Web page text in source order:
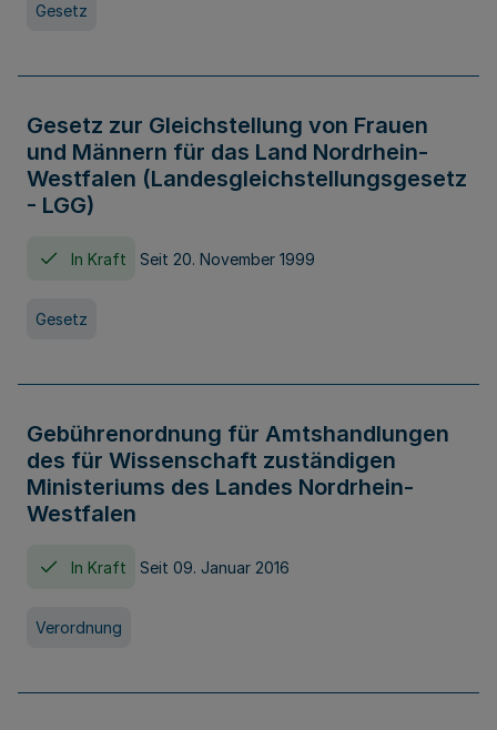
Gesetz
Gesetz zur Gleichstellung von Frauen
und Männern für das Land Nordrhein-
Westfalen (Landesgleichstellungsgesetz
- LGG)
In Kraft Seit 20. November 1999
Gesetz
Gebührenordnung für Amtshandlungen
des für Wissenschaft zuständigen
Ministeriums des Landes Nordrhein-
Westfalen
In Kraft Seit 09. Januar 2016
Verordnung